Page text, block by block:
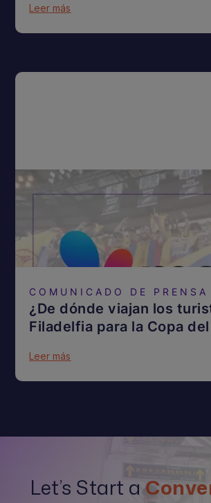
Leer más
COMUNICADO DE PRENSA
¿De dónde viajan los
Filadelfia para la Copa
Leer más
Let’s Start a